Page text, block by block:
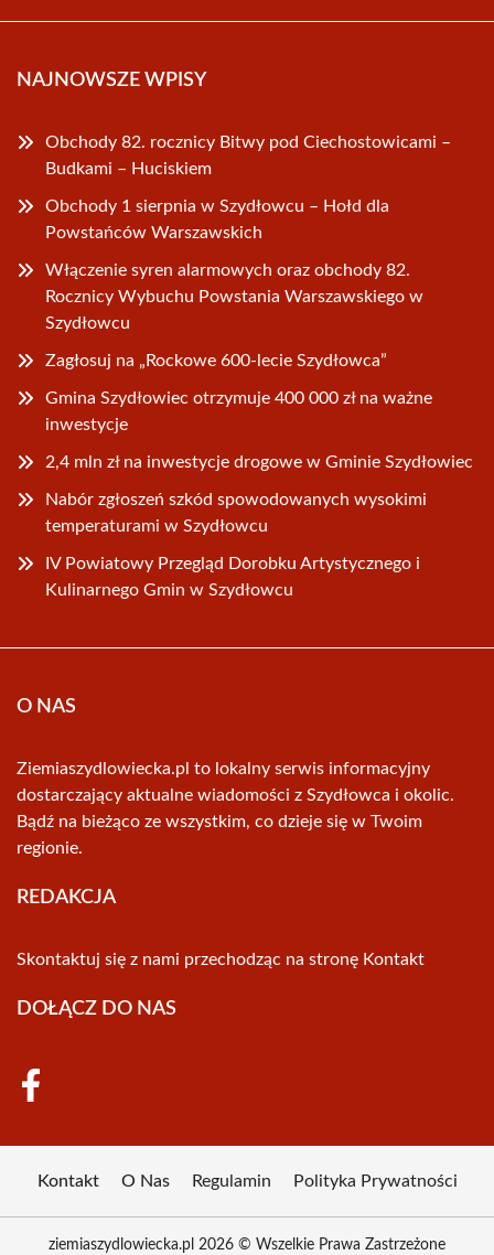
NAJNOWSZE WPISY
Obchody 82. rocznicy Bitwy pod Ciechostowicami –
Budkami – Huciskiem
Obchody 1 sierpnia w Szydłowcu – Hołd dla
Powstańców Warszawskich
Włączenie syren alarmowych oraz obchody 82.
Rocznicy Wybuchu Powstania Warszawskiego w
Szydłowcu
Zagłosuj na „Rockowe 600-lecie Szydłowca”
Gmina Szydłowiec otrzymuje 400 000 zł na ważne
inwestycje
2,4 mln zł na inwestycje drogowe w Gminie Szydłowiec
Nabór zgłoszeń szkód spowodowanych wysokimi
temperaturami w Szydłowcu
IV Powiatowy Przegląd Dorobku Artystycznego i
Kulinarnego Gmin w Szydłowcu
O NAS
Ziemiaszydlowiecka.pl to lokalny serwis informacyjny
dostarczający aktualne wiadomości z Szydłowca i okolic.
Bądź na bieżąco ze wszystkim, co dzieje się w Twoim
regionie.
REDAKCJA
Skontaktuj się z nami przechodząc na stronę Kontakt
DOŁĄCZ DO NAS
Kontakt O Nas Regulamin Polityka Prywatności
ziemiaszydlowiecka.pl 2026 © Wszelkie Prawa Zastrzeżone